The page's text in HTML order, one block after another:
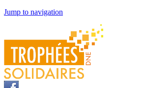
Jump to navigation